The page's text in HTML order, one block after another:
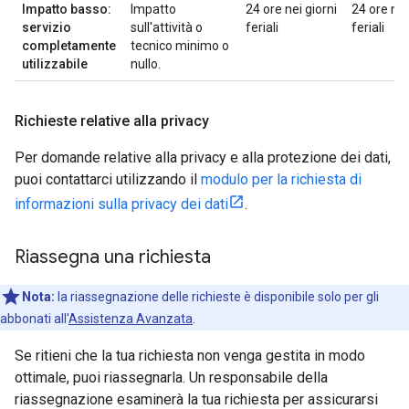
Impatto basso:
servizio
completamente
utilizzabile
Impatto
sull'attività o
tecnico minimo o
nullo.
24 ore nei giorni
feriali
24 ore
feriali
Richieste relative alla privacy
Per domande relative alla privacy e alla protezione dei dati,
puoi contattarci utilizzando il modulo per la richiesta di
informazioni sulla privacy dei dati
.
Riassegna una richiesta
Nota: la riassegnazione delle richieste è disponibile solo per gli
abbonati all'Assistenza Avanzata
Se ritieni che la tua richiesta non venga gestita in modo
ottimale, puoi riassegnarla. Un responsabile della
riassegnazione esaminerà la tua richiesta per assicurarsi